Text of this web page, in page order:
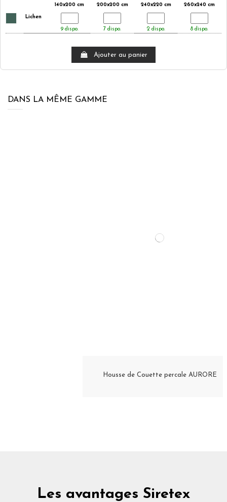
140x200 cm 200x200 cm 240x220 cm 260x240 cm
Lichen
9 dispo. 7 dispo. 2 dispo. 8 dispo.
Ajouter au panier
DANS LA MÊME GAMME
Housse de Couette percale AURORE
Les avantages Siretex